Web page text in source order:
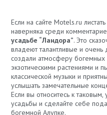
Если на сайте Motels.ru
наверняка среди
усадьбе “Ландора”. Это
владеют талантливые и
создали атмосферу богемных
экзотическими растениями и
классической музыки и
услышать замечательные
Если вы относитесь к
усадьбы и сделайте себе
богемной Алупке.